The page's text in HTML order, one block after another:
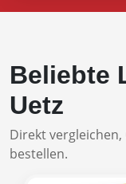
Beliebte
Uetz
Direkt
bestellen.